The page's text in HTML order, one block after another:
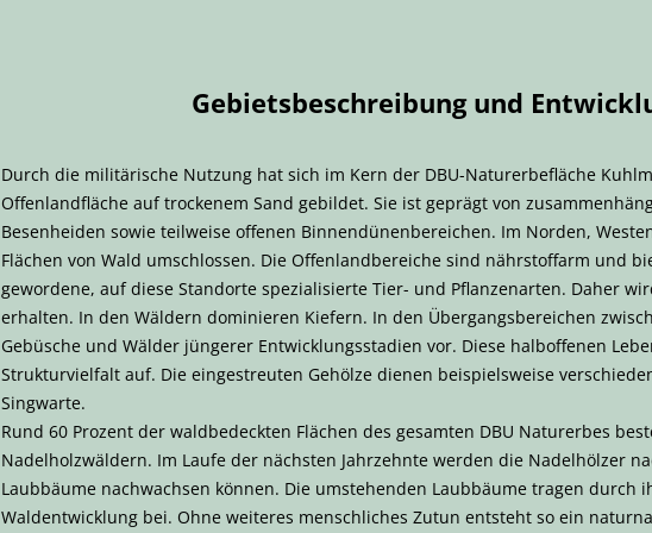
Gebietsbeschreibung und
Durch die militärische Nutzung hat sich im Kern der DBU-Naturerbefläche
Offenlandfläche auf trockenem Sand gebildet. Sie ist geprägt von
Besenheiden sowie teilweise offenen Binnendünenbereichen. Im Norden,
Flächen von Wald umschlossen. Die Offenlandbereiche sind nährstoffarm und
gewordene, auf diese Standorte spezialisierte Tier- und Pflanzenarten. Daher
erhalten. In den Wäldern dominieren Kiefern. In den Übergangsbereichen
Gebüsche und Wälder jüngerer Entwicklungsstadien vor. Diese halboffenen
Strukturvielfalt auf. Die eingestreuten Gehölze dienen beispielsweise
Singwarte.
Rund 60 Prozent der waldbedeckten Flächen des gesamten DBU Naturerbes
Nadelholzwäldern. Im Laufe der nächsten Jahrzehnte werden die Nadelhölzer
Laubbäume nachwachsen können. Die umstehenden Laubbäume tragen durch
Waldentwicklung bei. Ohne weiteres menschliches Zutun entsteht so ein